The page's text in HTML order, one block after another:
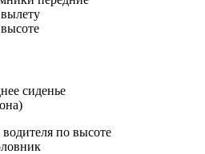
сиденье
по высоте